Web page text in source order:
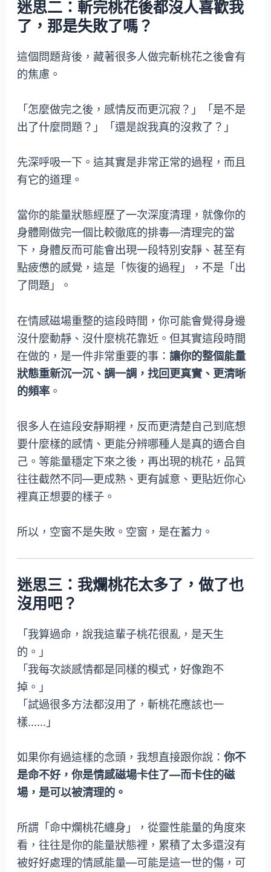
迷思二：斬完桃花後都沒人喜歡我
了，那是失敗了嗎？
這個問題背後，藏著很多人做完斬桃花之後會有
的焦慮。
「怎麼做完之後，感情反而更沉寂？」「是不是
出了什麼問題？」「還是說我真的沒救了？」
先深呼吸一下。這其實是非常正常的過程，而且
有它的道理。
當你的能量狀態經歷了一次深度清理，就像你的
身體剛做完一個比較徹底的排毒—清理完的當
下，身體反而可能會出現一段特別安靜、甚至有
點疲憊的感覺，這是「恢復的過程」，不是「出
了問題」。
在情感磁場重整的這段時間，你可能會覺得身邊
沒什麼動靜、沒什麼桃花靠近。但其實這段時間
在做的，是一件非常重要的事：讓你的整個能量
狀態重新沉一沉、調一調，找回更真實、更清晰
的頻率 。
很多人在這段安靜期裡，反而更清楚自己到底想
要什麼樣的感情、更能分辨哪種人是真的適合自
己。等能量穩定下來之後，再出現的桃花，品質
往往截然不同—更成熟、更有誠意、更貼近你心
裡真正想要的樣子。
所以，空窗不是失敗。空窗，是在蓄力。
迷思三：我爛桃花太多了，做了也
沒用吧？
「我算過命，說我這輩子桃花很亂，是天生
的。」
「我每次談感情都是同樣的模式，好像跑不
掉。」
「試過很多方法都沒用了，斬桃花應該也一
樣……」
如果你有過這樣的念頭，我想直接跟你說：你不
是命不好，你是情感磁場卡住了—而卡住的磁
場，是可以被清理的。
所謂「命中爛桃花纏身」，從靈性能量的角度來
看，往往是你的能量狀態裡，累積了太多還沒有
被好好處理的情感能量—可能是這一世的傷，可